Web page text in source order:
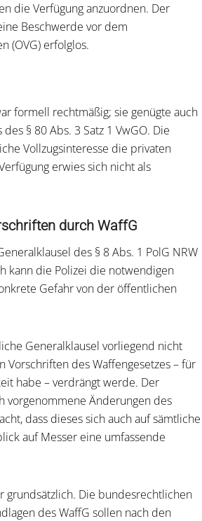
die Verfügung anzuordnen. Der
Beschwerde vor dem
(OVG) erfolglos.
formell rechtmäßig; sie genügte auch
§ 80 Abs. 3 Satz 1 VwGO. Die
Vollzugsinteresse die privaten
erwies sich nicht als
durch WaffG
des § 8 Abs. 1 PolG NRW
kann die Polizei die notwendigen
Gefahr von der öffentlichen
Generalklausel vorliegend nicht
des Waffengesetzes – für
habe – verdrängt werde. Der
vorgenommene Änderungen des
dass dieses sich auch auf sämtliche
auf Messer eine umfassende
grundsätzlich. Die bundesrechtlichen
des WaffG sollen nach den